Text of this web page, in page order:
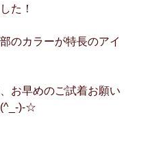
た！
のカラーが特長のアイ
お早めのご試着お願い
(^_-)-☆